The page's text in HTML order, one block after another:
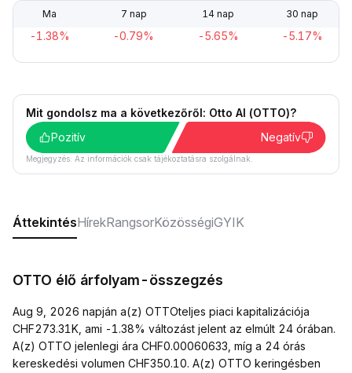
Ma 7 nap 14 nap 30 nap
-1.38% -0.79% -5.65% -5.17%
Mit gondolsz ma a következőről: Otto AI (OTTO)?
Pozitív
Negatív
Megjegyzés: Az információk csak tájékoztatásra szolgálnak.
ÁttekintésHírekRangsorKözösségiGYIK
OTTO élő árfolyam-összegzés
Aug 9, 2026 napján a(z) OTTOteljes piaci kapitalizációja
CHF273.31K, ami -1.38% változást jelent az elmúlt 24 órában.
A(z) OTTO jelenlegi ára CHF0.00060633, míg a 24 órás
kereskedési volumen CHF350.10. A(z) OTTO keringésben